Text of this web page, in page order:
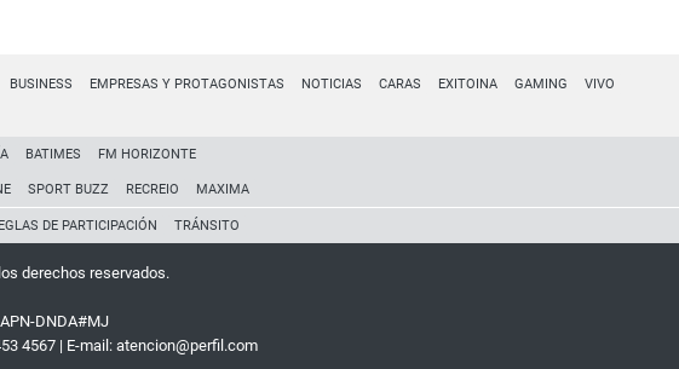
BUSINESS EMPRESAS Y PROTAGONISTAS NOTICIAS CARAS EXITOINA GAMING VIVO
BATIMES FM HORIZONTE
SPORT BUZZ RECREIO MAXIMA
DE PARTICIPACIÓN TRÁNSITO
derechos reservados.
DNDA#MJ
4567| E-mail: atencion@perfil.com